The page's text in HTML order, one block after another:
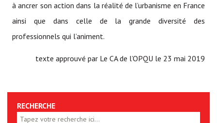
à ancrer son action dans la réalité de l’urbanisme en France
ainsi que dans celle de la grande diversité des
professionnels qui l’animent.
texte approuvé par Le CA de l’OPQU le 23 mai 2019
RECHERCHE